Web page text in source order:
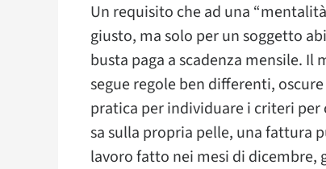
Un requisito che ad una
giusto, ma solo per un soggetto
busta paga a scadenza mensile.
segue regole ben differenti,
pratica per individuare i criteri
sa sulla propria pelle, una fattura
lavoro fatto nei mesi di dicembre,